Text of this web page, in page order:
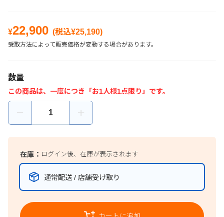
¥22,900 (税込¥25,190)
受取方法によって販売価格が変動する場合があります。
数量
この商品は、一度につき「お1人様1点限り」です。
在庫： ログイン後、在庫が表示されます
通常配送 / 店舗受け取り